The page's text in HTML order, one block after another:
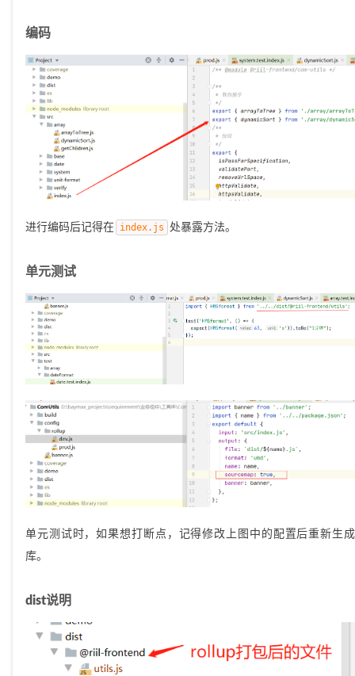
编码
进行编码后记得在 index.js 处暴露方法。
单元测试
单元测试时，如果想打断点，记得修改上图中的配置后重新生成
库。
dist说明